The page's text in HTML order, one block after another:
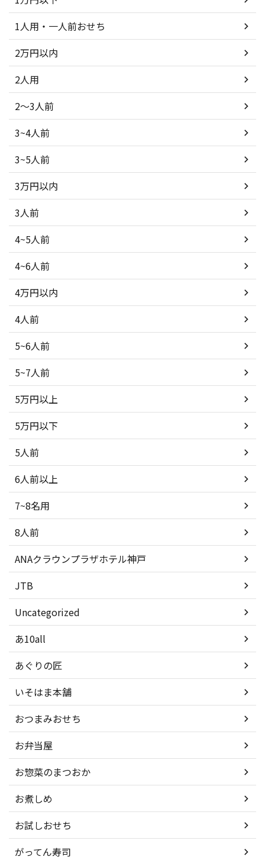
1人用・一人前おせち
2万円以内
2人用
2～3人前
3~4人前
3~5人前
3万円以内
3人前
4~5人前
4~6人前
4万円以内
4人前
5~6人前
5~7人前
5万円以上
5万円以下
5人前
6人前以上
7~8名用
8人前
ANAクラウンプラザホテル神戸
JTB
Uncategorized
あ10all
あぐりの匠
いそはま本舗
おつまみおせち
お弁当屋
お惣菜のまつおか
お煮しめ
お試しおせち
がってん寿司